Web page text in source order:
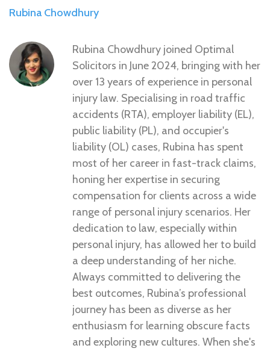
Rubina Chowdhury
Rubina Chowdhury joined Optimal
Solicitors in June 2024, bringing with her
over 13 years of experience in personal
injury law. Specialising in road traffic
accidents (RTA), employer liability (EL),
public liability (PL), and occupier's
liability (OL) cases, Rubina has spent
most of her career in fast-track claims,
honing her expertise in securing
compensation for clients across a wide
range of personal injury scenarios. Her
dedication to law, especially within
personal injury, has allowed her to build
a deep understanding of her niche.
Always committed to delivering the
best outcomes, Rubina’s professional
journey has been as diverse as her
enthusiasm for learning obscure facts
and exploring new cultures. When she's